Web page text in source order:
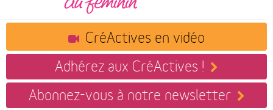
CréActives en vidéo
Adhérez aux CréActives !
Abonnez-vous à notre newsletter